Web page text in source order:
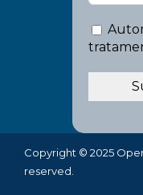
Copyright © 2025
reserved.